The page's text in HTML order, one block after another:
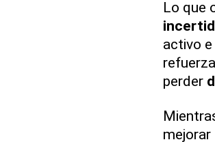
Lo que
activo
perder